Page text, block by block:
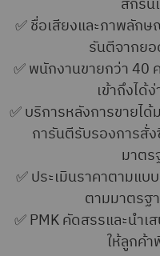
สกรีน
✅ ชื่อเสียงและภาพลัก
รันตีจากย
✅ พนักงานขายกว่า 40
เข้าถึงได้
✅ บริการหลังการขายไ
การันตีรับรองการสั่
มาตร
✅ ประเมินราคาตามแ
ตามมาตรฐ
✅ PMK คัดสรรและนำ
ให้ลูกค้